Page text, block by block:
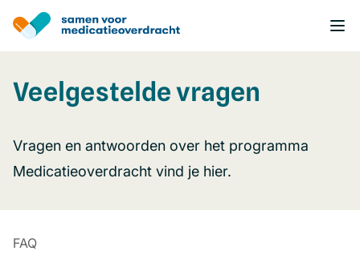
Overslaan
en
inhoud
gaan
Veelgestelde vragen
Vragen en antwoorden over het programma
Medicatieoverdracht vind je hier.
FAQ